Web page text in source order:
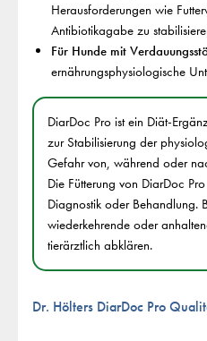
Herausforderungen wie
Antibiotikagabe zu
Für Hunde mit
ernährungsphysiologische
DiarDoc Pro ist ein Diät-
zur Stabilisierung der
Gefahr von, während oder
Die Fütterung von DiarDoc
Diagnostik oder Behandlung.
wiederkehrende oder
tierärztlich abklären.
Dr. Hölters DiarDoc Pro